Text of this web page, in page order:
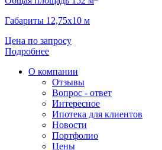
Габариты 12,75х10 м
Цена по запросу
Подробнее
О компании
Отзывы
Вопрос - ответ
Интересное
Ипотека для клиентов
Новости
Портфолио
Цены